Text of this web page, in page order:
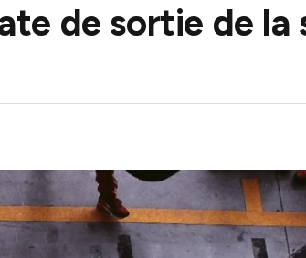
de sortie de la